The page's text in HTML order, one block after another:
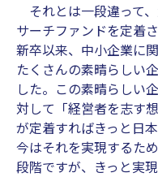
それとは一段違って
サーチファンドを定着
新卒以来、中小企業に
たくさんの素晴らしい
した。この素晴らしい
対して「経営者を志す
が定着すればきっと日
今はそれを実現するた
段階ですが、きっと実